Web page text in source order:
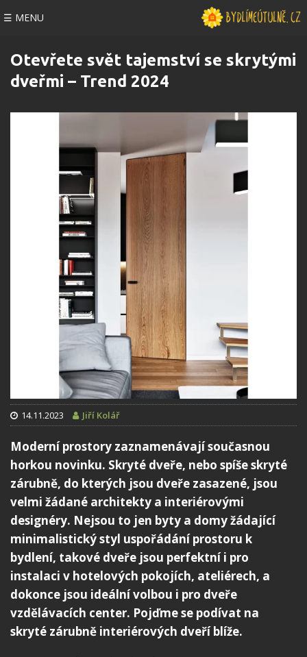
☰ MENU
Otevřete svět tajemství se skrytými
dveřmi – Trend 2024
14.11.2023 Jiří Kolář
Moderní prostory zaznamenávají současnou
horkou novinku. Skryté dveře, nebo spíše skryté
zárubně, do kterých jsou dveře zasazené, jsou
velmi žádané architekty a interiérovými
designéry. Nejsou to jen byty a domy žádající
minimalistický styl uspořádání prostoru k
bydlení, takové dveře jsou perfektní i pro
instalaci v hotelových pokojích, ateliérech, a
dokonce jsou ideální volbou i pro dveře
vzdělávacích center. Pojďme se podívat na
skryté zárubně interiérových dveří blíže.